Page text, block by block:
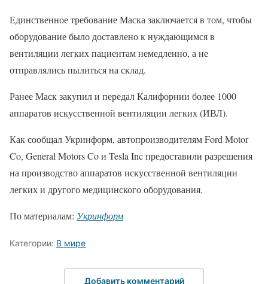
Единственное требование Маска заключается в том, чтобы
оборудование было доставлено к нуждающимся в
вентиляции легких пациентам немедленно, а не
отправлялись пылиться на склад.
Ранее Маск закупил и передал Калифорнии более 1000
аппаратов искусственной вентиляции легких (ИВЛ).
Как сообщал Укринформ, автопроизводителям Ford Motor
Co, General Motors Co и Tesla Inc предоставили разрешения
на производство аппаратов искусственной вентиляции
легких и другого медицинского оборудования.
По материалам: Укринформ
Категории: В мире
Добавить комментарий